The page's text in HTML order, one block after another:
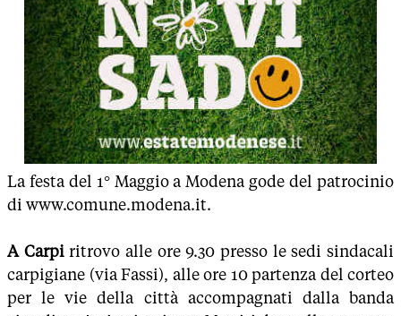
La festa del 1° Maggio a Modena gode del patrocinio
di www.comune.modena.it.
A Carpi ritrovo alle ore 9.30 presso le sedi sindacali
carpigiane (via Fassi), alle ore 10 partenza del corteo
per le vie della città accompagnati dalla banda